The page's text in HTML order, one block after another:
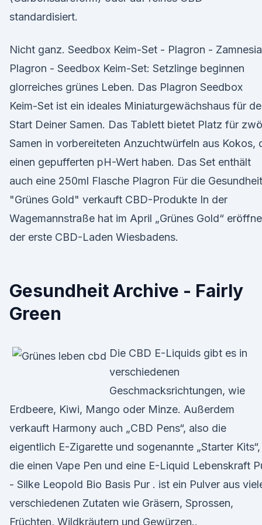
standardisiert.
Nicht ganz. Seedbox Keim-Set - Plagron - Zamnesia
Plagron - Seedbox Keim-Set: Setzlinge beginnen
glorreiches grünes Leben. Das Plagron Seedbox
Keim-Set ist ein ideales Miniaturgewächshaus für
Start Deiner Samen. Das Tablett bietet Platz für
Samen in vorbereiteten Anzuchtwürfeln aus Kokos,
einen gepufferten pH-Wert haben. Das Set enthält
auch eine 250ml Flasche Plagron Für die
"Grünes Gold" verkauft CBD-Produkte In der
Wagemannstraße hat im April „Grünes Gold“
der erste CBD-Laden Wiesbadens.
Gesundheit Archive - Fairly
Green
Die CBD E-Liquids gibt es in
verschiedenen
Geschmacksrichtungen, wie
Erdbeere, Kiwi, Mango oder Minze. Außerdem
verkauft Harmony auch „CBD Pens“, also die
eigentlich E-Zigarette und sogenannte „Starter Kits“,
die einen Vape Pen und eine E-Liquid Lebenskraft
- Silke Leopold Bio Basis Pur . ist ein Pulver aus
verschiedenen Zutaten wie Gräsern, Sprossen,
Früchten, Wildkräutern und Gewürzen..